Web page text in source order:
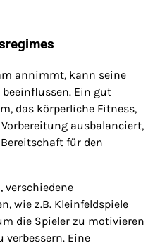
annimmt, kann seine
Ein gut
das körperliche Fitness,
ausbalanciert,
für den
verschiedene
wie z.B. Kleinfeldspiele
die Spieler zu motivieren
Eine